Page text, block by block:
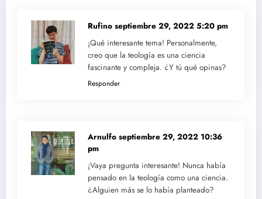
Rufino septiembre 29, 2022 5:20 pm
¡Qué interesante tema! Personalmente,
creo que la teología es una ciencia
fascinante y compleja. ¿Y tú qué opinas?
Responder
Arnulfo septiembre 29, 2022 10:36
pm
¡Vaya pregunta interesante! Nunca había
pensado en la teología como una ciencia.
¿Alguien más se lo había planteado?